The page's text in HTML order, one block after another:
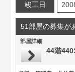
竣工日
51部屋の募集が
部屋詳細
44階